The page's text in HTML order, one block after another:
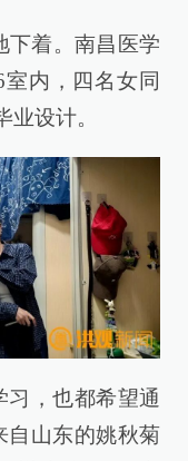
下着。南昌医学
内，四名女同
设计。
习，也都希望通
自山东的姚秋菊